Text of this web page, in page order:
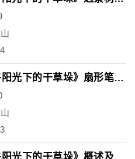
《正午阳光下的干草垛》扇形笔刷..